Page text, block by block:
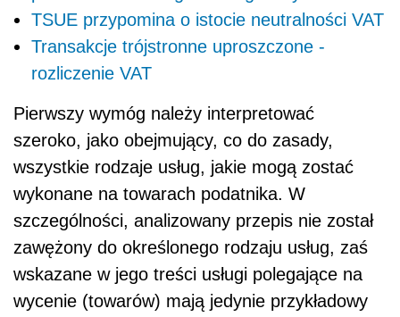
TSUE przypomina o istocie neutralności VAT
Transakcje trójstronne uproszczone -
rozliczenie VAT
Pierwszy wymóg należy interpretować
szeroko, jako obejmujący, co do zasady,
wszystkie rodzaje usług, jakie mogą zostać
wykonane na towarach podatnika. W
szczególności, analizowany przepis nie został
zawężony do określonego rodzaju usług, zaś
wskazane w jego treści usługi polegające na
wycenie (towarów) mają jedynie przykładowy